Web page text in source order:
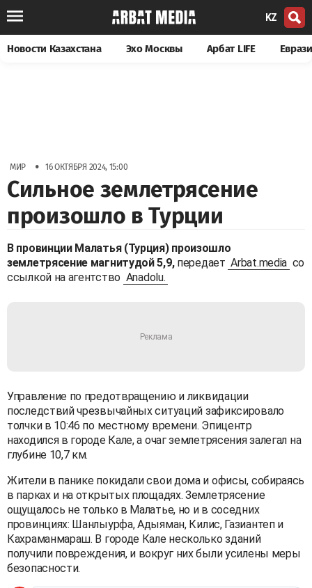
KZ
Новости Казахстана Эхо Москвы Арбат LIFE
МИР • 16 ОКТЯБРЯ 2024, 15:00
Сильное землетрясение
произошло в Турции
В провинции Малатья (Турция) произошло
землетрясение магнитудой 5,9, передает Arbat.media со
ссылкой на агентство Anadolu.
Управление по предотвращению и ликвидации
последствий чрезвычайных ситуаций зафиксировало
толчки в 10:46 по местному времени. Эпицентр
находился в городе Кале, а очаг землетрясения залегал на
глубине 10,7 км.
Жители в панике покидали свои дома и офисы, собираясь
в парках и на открытых площадях. Землетрясение
ощущалось не только в Малатье, но и в соседних
провинциях: Шанлыурфа, Адыяман, Килис, Газиантеп и
Кахраманмараш. В городе Кале несколько зданий
получили повреждения, и вокруг них были усилены меры
безопасности.